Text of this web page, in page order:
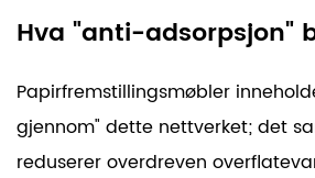
Hva "anti-adsorpsjon"
Papirfremstillingsmøbler
gjennom" dette nettverket; det
reduserer overdreven